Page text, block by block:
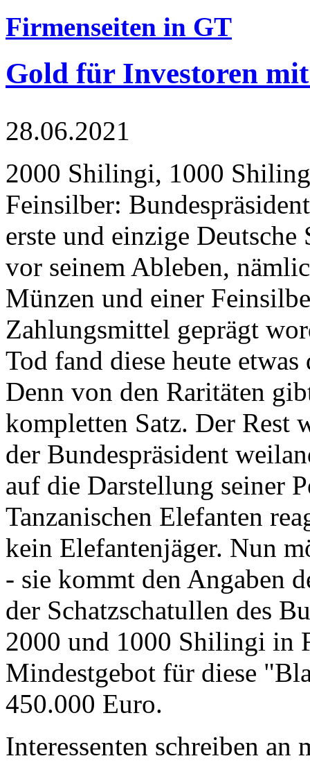
Firmenseiten in GT
Gold für Investoren
28.06.2021
2000 Shilingi, 1000
Feinsilber:
erste und einzige Deutsche
vor seinem Ableben,
Münzen und einer
Zahlungsmittel geprägt
Tod fand diese heute
Denn von den Raritäten
kompletten Satz. Der Rest
der Bundespräsident
auf die Darstellung seiner
Tanzanischen Elefanten
kein Elefantenjäger. Nun
- sie kommt den Angaben
der Schatzschatullen des
2000 und 1000 Shilingi in
Mindestgebot für diese
450.000 Euro.
Interessenten schreiben